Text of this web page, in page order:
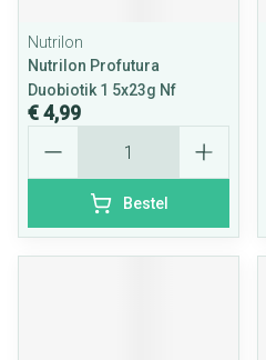
Nutrilon
Nutrilon Profutura
Duobiotik 1 5x23g Nf
€ 4,99
Bestel